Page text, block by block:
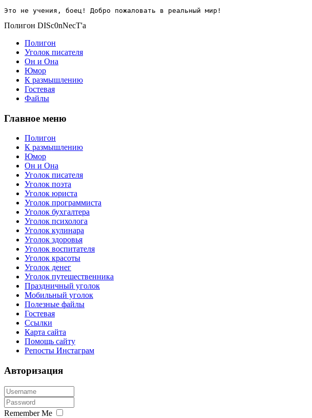
Это не учения, боец! Добро пожаловать в реальный мир!
Полигон DISc0nNecT'a
Полигон
Уголок писателя
Он и Она
Юмор
К размышлению
Гостевая
Файлы
Главное меню
Полигон
К размышлению
Юмор
Он и Она
Уголок писателя
Уголок поэта
Уголок юриста
Уголок программиста
Уголок бухгалтера
Уголок психолога
Уголок кулинара
Уголок здоровья
Уголок воспитателя
Уголок красоты
Уголок денег
Уголок путешественника
Праздничный уголок
Мобильный уголок
Полезные файлы
Гостевая
Ссылки
Карта сайта
Помощь сайту
Репосты Инстаграм
Авторизация
Remember Me